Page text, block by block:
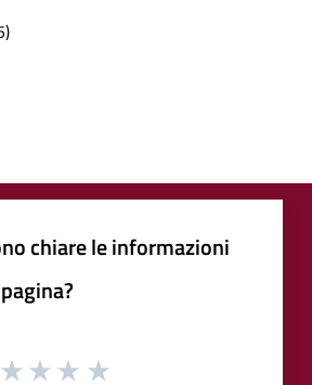
chiare le informazioni